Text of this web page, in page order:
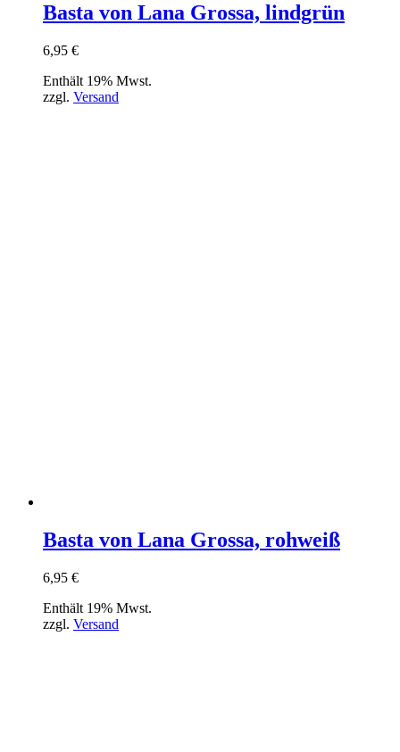
Basta von Lana Grossa, lindgrün
6,95 €
Enthält 19% Mwst.
zzgl. Versand
Basta von Lana Grossa, rohweiß
6,95 €
Enthält 19% Mwst.
zzgl. Versand